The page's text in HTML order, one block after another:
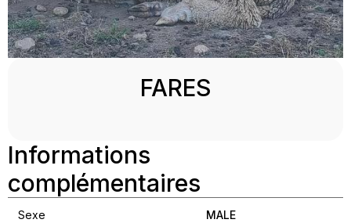
FARES
Informations
complémentaires
Sexe MALE